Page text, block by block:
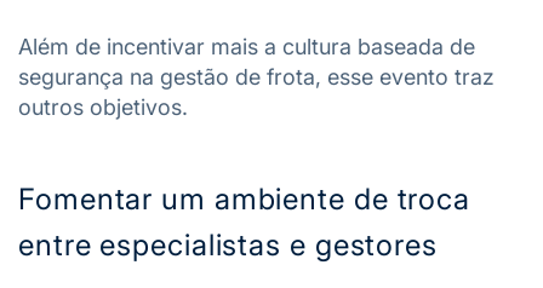
Além de incentivar mais a cultura baseada de
segurança na gestão de frota, esse evento traz
outros objetivos.
Fomentar um ambiente de troca
entre especialistas e gestores